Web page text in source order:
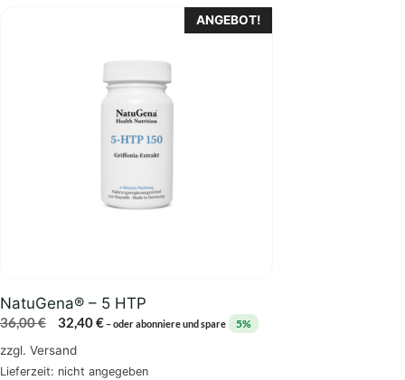
ANGEBOT!
NatuGena® – 5 HTP
36,00€
Ursprünglicher
Preis
war:
32,40€Aktueller
–oder abonniere und spare 5%
zzgl. Versand
Lieferzeit: nicht angegeben